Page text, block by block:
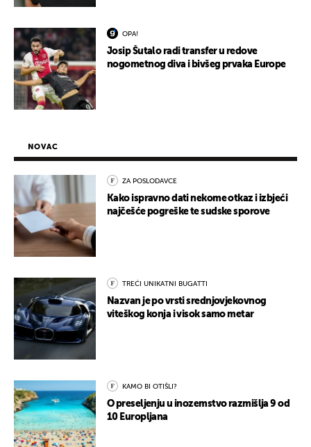
OPA!
Josip Šutalo radi transfer u redove
nogometnog diva i bivšeg prvaka Europe
NOVAC
ZA POSLODAVCE
Kako ispravno dati nekome otkaz i izbjeći
najčešće pogreške te sudske sporove
TREĆI UNIKATNI BUGATTI
Nazvan je po vrsti srednjovjekovnog
viteškog konja i visok samo metar
KAMO BI OTIŠLI?
O preseljenju u inozemstvo razmišlja 9 od
10 Europljana